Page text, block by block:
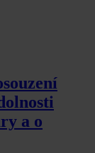
a o